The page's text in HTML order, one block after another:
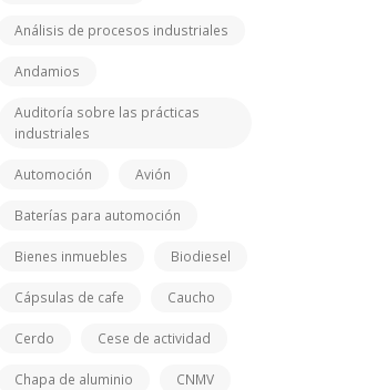
Análisis de procesos industriales
Andamios
Auditoría sobre las prácticas
industriales
Automoción Avión
Baterías para automoción
Bienes inmuebles Biodiesel
Cápsulas de cafe Caucho
Cerdo Cese de actividad
Chapa de aluminio CNMV